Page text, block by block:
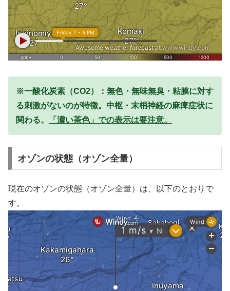
※一酸化炭素（CO2）：無色・無味無臭・粘膜に対す
る刺激がないのが特徴。中枢・末梢神経の麻痺症状に
関わる。
「濃い茶色」での表示は要注意。
オゾンの状態（オゾン全量）
現在のオゾンの状態（オゾン全量）は、以下のとおりで
す。